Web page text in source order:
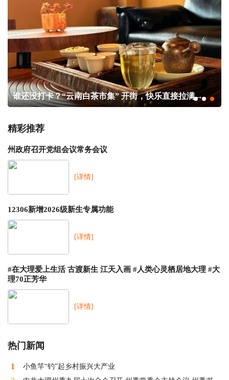
谁还没打卡？“云南白茶市集” 开街，快乐直接拉满→
精彩推荐
州政府召开党组会议常务会议
[详情]
12306新增2026级新生专属功能
[详情]
#在大理爱上生活 古渡新生 江天入画 #人类心灵栖居地大理 #大
理70正芳华
[详情]
热门新闻
1 小鱼竿“钓”起乡村振兴大产业